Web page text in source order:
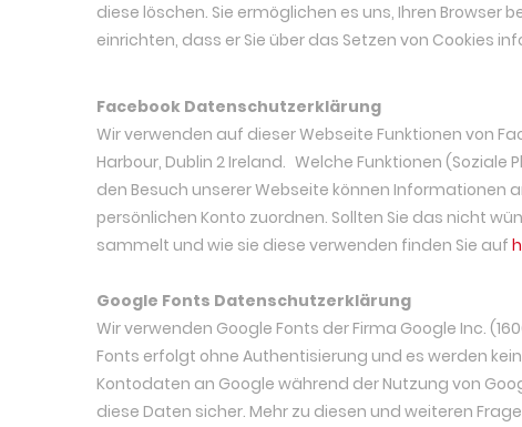
diese löschen. Sie ermöglichen es uns, Ihren Browser
einrichten, dass er Sie über das Setzen von Cookies
Facebook Datenschutzerklärung
Wir verwenden auf dieser Webseite Funktionen von
Harbour, Dublin 2 Ireland. Welche Funktionen
den Besuch unserer Webseite können Informationen
persönlichen Konto zuordnen. Sollten Sie das nicht
sammelt und wie sie diese verwenden finden Sie auf
Google Fonts Datenschutzerklärung
Wir verwenden Google Fonts der Firma Google Inc.
Fonts erfolgt ohne Authentisierung und es werden
Kontodaten an Google während der Nutzung von
diese Daten sicher. Mehr zu diesen und weiteren